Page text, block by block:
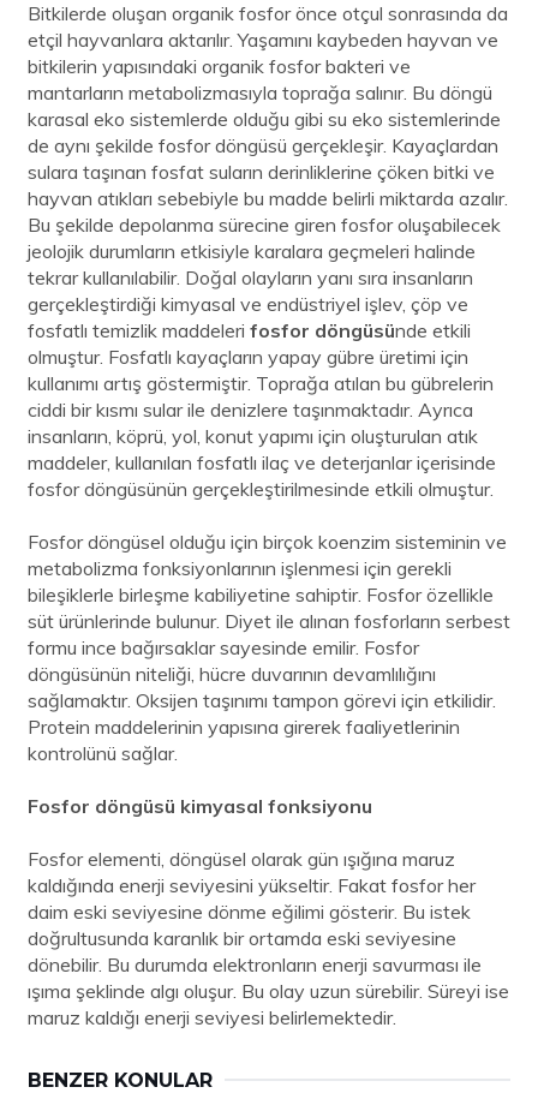
Bitkilerde oluşan organik fosfor önce otçul sonrasında da
etçil hayvanlara aktarılır. Yaşamını kaybeden hayvan ve
bitkilerin yapısındaki organik fosfor bakteri ve
mantarların metabolizmasıyla toprağa salınır. Bu döngü
karasal eko sistemlerde olduğu gibi su eko sistemlerinde
de aynı şekilde fosfor döngüsü gerçekleşir. Kayaçlardan
sulara taşınan fosfat suların derinliklerine çöken bitki ve
hayvan atıkları sebebiyle bu madde belirli miktarda azalır.
Bu şekilde depolanma sürecine giren fosfor oluşabilecek
jeolojik durumların etkisiyle karalara geçmeleri halinde
tekrar kullanılabilir. Doğal olayların yanı sıra insanların
gerçekleştirdiği kimyasal ve endüstriyel işlev, çöp ve
fosfatlı temizlik maddeleri fosfor döngüsünde etkili
olmuştur. Fosfatlı kayaçların yapay gübre üretimi için
kullanımı artış göstermiştir. Toprağa atılan bu gübrelerin
ciddi bir kısmı sular ile denizlere taşınmaktadır. Ayrıca
insanların, köprü, yol, konut yapımı için oluşturulan atık
maddeler, kullanılan fosfatlı ilaç ve deterjanlar içerisinde
fosfor döngüsünün gerçekleştirilmesinde etkili olmuştur.
Fosfor döngüsel olduğu için birçok koenzim sisteminin ve
metabolizma fonksiyonlarının işlenmesi için gerekli
bileşiklerle birleşme kabiliyetine sahiptir. Fosfor özellikle
süt ürünlerinde bulunur. Diyet ile alınan fosforların serbest
formu ince bağırsaklar sayesinde emilir. Fosfor
döngüsünün niteliği, hücre duvarının devamlılığını
sağlamaktır. Oksijen taşınımı tampon görevi için etkilidir.
Protein maddelerinin yapısına girerek faaliyetlerinin
kontrolünü sağlar.
Fosfor döngüsü kimyasal fonksiyonu
Fosfor elementi, döngüsel olarak gün ışığına maruz
kaldığında enerji seviyesini yükseltir. Fakat fosfor her
daim eski seviyesine dönme eğilimi gösterir. Bu istek
doğrultusunda karanlık bir ortamda eski seviyesine
dönebilir. Bu durumda elektronların enerji savurması ile
ışıma şeklinde algı oluşur. Bu olay uzun sürebilir. Süreyi ise
maruz kaldığı enerji seviyesi belirlemektedir.
BENZER KONULAR